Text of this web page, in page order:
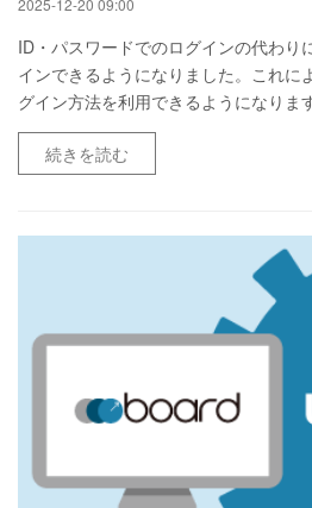
2025-12-20 09:00
ID・パスワードでのログインの代わり
インできるようになりました。これに
グイン方法を利用できるようになります
続きを読む